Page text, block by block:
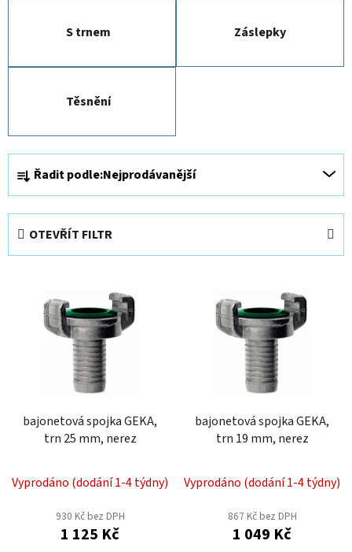
S trnem Záslepky
Těsnění
Ř
a
z
e
n
í
Řadit podle:Nejprodávanější
OTEVŘÍT FILTR
k
bajonetová spojka GEKA,
trn 25 mm, nerez
Vyprodáno (dodání 1-4 týdny)
930 Kč bez DPH
1 125 Kč
bajonetová spojka GEKA,
trn 19 mm, nerez
Vyprodáno (dodání 1-4 týdny)
867 Kč bez DPH
1 049 Kč